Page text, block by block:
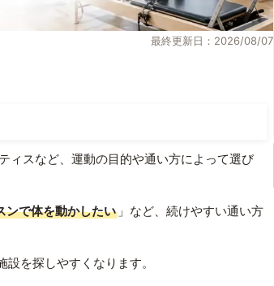
最終更新日：2026/08/07
ィスなど、運動の目的や通い方によって選び
ンで体を動かしたい 」など、続けやすい通い方
を探しやすくなります。